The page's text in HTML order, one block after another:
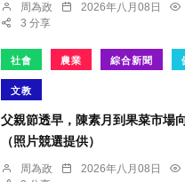
周為政 2026年八月08日
3 分享
社會 農業 綜合新聞
文教
父親節透早，陳素月到果菜市場
（照片競選提供）
周為政 2026年八月08日